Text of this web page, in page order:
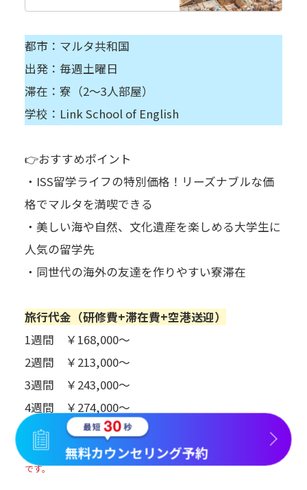
都市：マルタ共和国
出発：毎週土曜日
滞在：寮（2～3人部屋）
学校：Link School of English
👉おすすめポイント
・ISS留学ライフの特別価格！リーズナブルな価
格でマルタを満喫できる
・美しい海や自然、文化遺産を楽しめる大学生に
人気の留学先
・同世代の海外の友達を作りやすい寮滞在
旅行代金（研修費+滞在費+空港送迎）
1週間 ￥168,000～
2週間 ￥213,000～
3週間 ￥243,000～
4週間 ￥274,000～
※航空券別途。ご希望の航空券をつけてご案内することも可能
です。
無料カウンセリング予約